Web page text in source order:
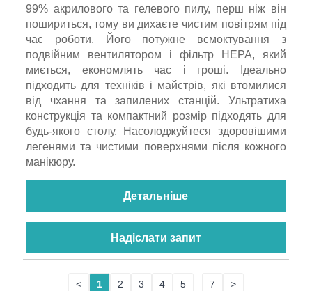
99% акрилового та гелевого пилу, перш ніж він
пошириться, тому ви дихаєте чистим повітрям під
час роботи. Його потужне всмоктування з
подвійним вентилятором і фільтр HEPA, який
миється, економлять час і гроші. Ідеально
підходить для техніків і майстрів, які втомилися
від чхання та запилених станцій. Ультратиха
конструкція та компактний розмір підходять для
будь-якого столу. Насолоджуйтеся здоровішими
легенями та чистими поверхнями після кожного
манікюру.
Детальніше
Надіслати запит
< 1 2 3 4 5 7 >